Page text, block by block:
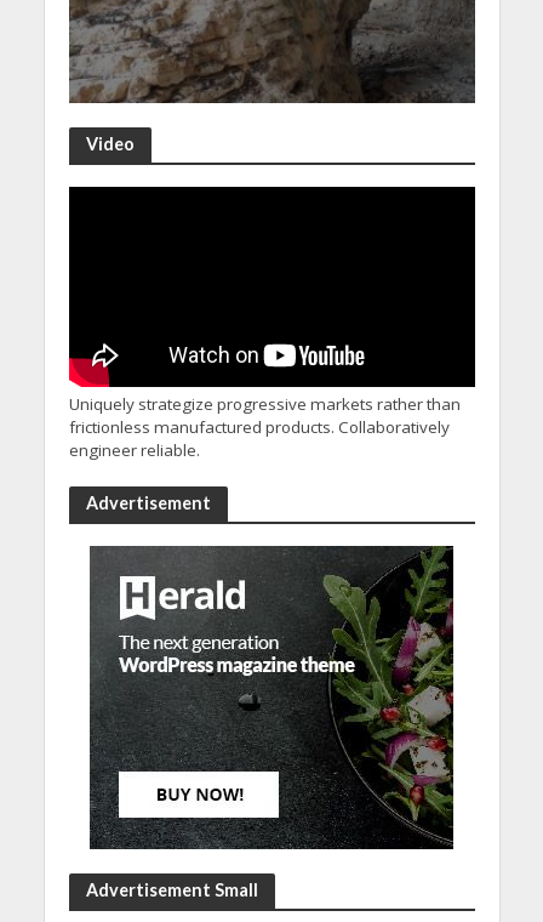
Video
Uniquely strategize progressive markets rather than
frictionless manufactured products. Collaboratively
engineer reliable.
Advertisement
Advertisement Small